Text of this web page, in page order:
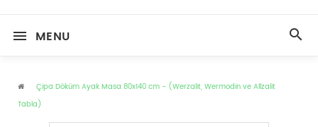
MENU
Çipa Döküm Ayak Masa 80x140 cm - (Werzalit, Wermodin ve Allzalit
Tabla)